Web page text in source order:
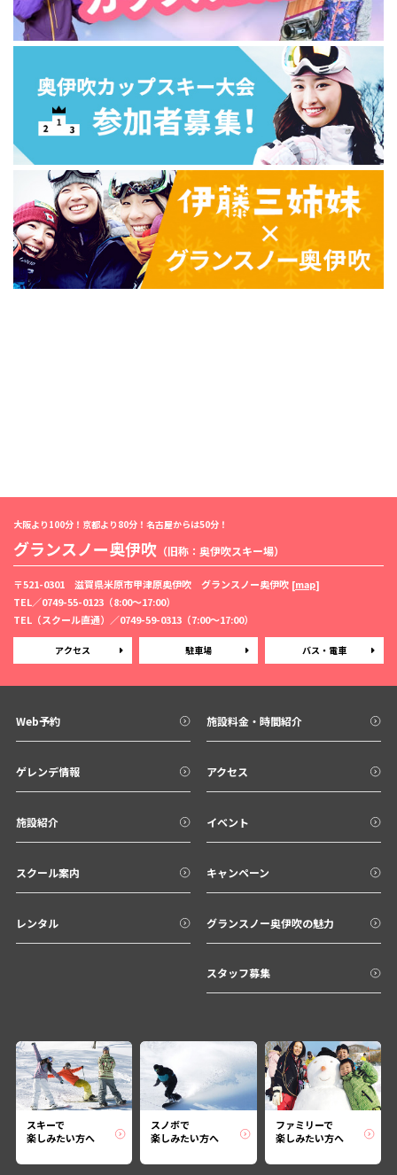
大阪より100分！京都より80分！名古屋からは50分！
グランスノー奥伊吹 （旧称：奥伊吹スキー場）
〒521-0301 滋賀県米原市甲津原奥伊吹 グランスノー奥伊吹 [map]
TEL／0749-55-0123 （8:00〜17:00）
TEL（スクール直通）／0749-59-0313 （7:00〜17:00）
アクセス 駐車場 バス・電車
Web予約
ゲレンデ情報
施設紹介
スクール案内
レンタル
施設料金・時間紹介
アクセス
イベント
キャンペーン
グランスノー奥伊吹の魅力
スタッフ募集
スキーで
楽しみたい方へ
スノボで
楽しみたい方へ
ファミリーで
楽しみたい方へ